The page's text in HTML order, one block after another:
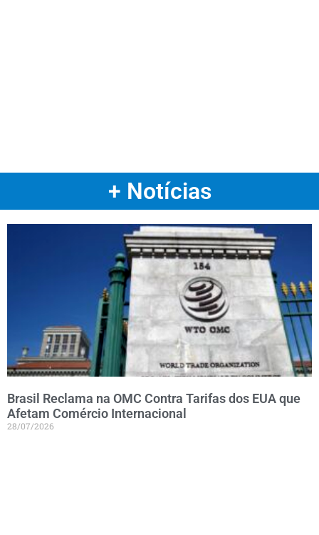
+ Notícias
Brasil Reclama na OMC Contra Tarifas dos EUA que
Afetam Comércio Internacional
28/07/2026